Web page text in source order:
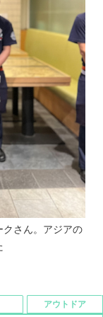
クさん。アジアの
アウトドア